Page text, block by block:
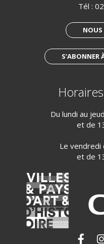
Tél :
NOUS
S’ABONNER
Du lundi au
et de
Le vendredi
et de